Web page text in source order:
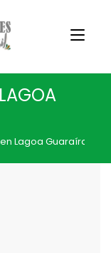
Lagoa Guaraíras